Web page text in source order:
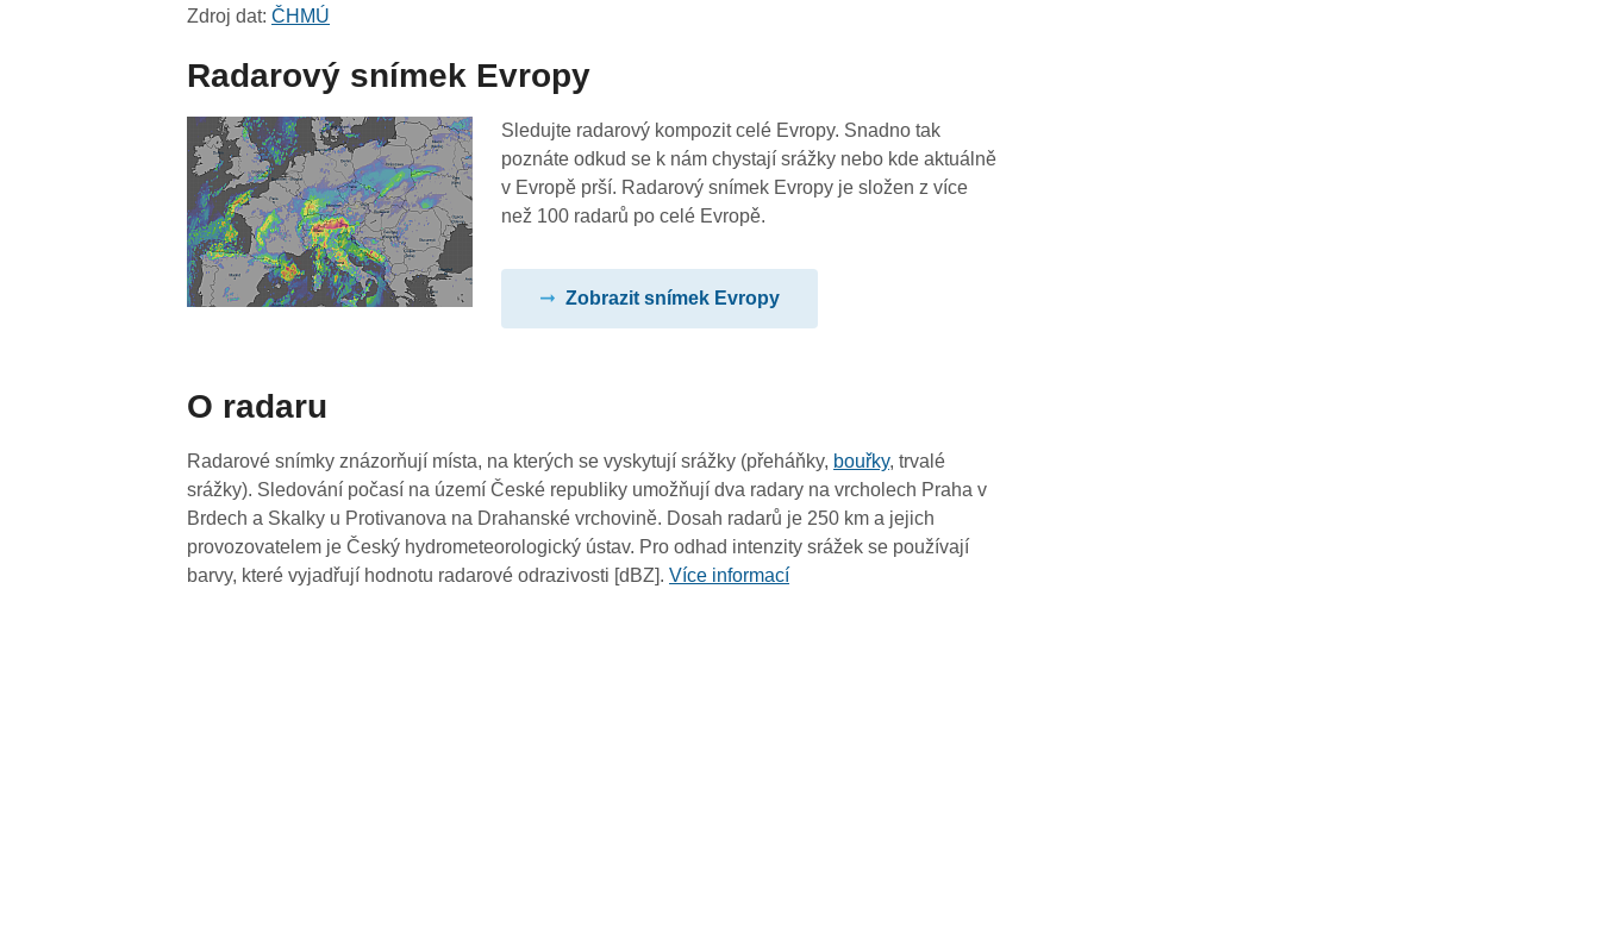
16:05
15:55
15:45
14:05
13:55
13:45
13:35
Zdroj dat:ČHMÚ
Radarový snímek Evropy
Sledujte radarový kompozit celé Evropy. Snadno tak
poznáte odkud se k nám chystají srážky nebo kde aktuálně
v Evropě prší. Radarový snímek Evropy je složen z více
než 100 radarů po celé Evropě.
Zobrazit snímek Evropy
O radaru
Radarové snímky znázorňují místa, na kterých se vyskytují srážky (přeháňky, bouřky, trvalé
srážky). Sledování počasí na území České republiky umožňují dva radary na vrcholech Praha v
Brdech a Skalky u Protivanova na Drahanské vrchovině. Dosah radarů je 250 km a jejich
provozovatelem je Český hydrometeorologický ústav. Pro odhad intenzity srážek se používají
barvy, které vyjadřují hodnotu radarové odrazivosti [dBZ].Více informací